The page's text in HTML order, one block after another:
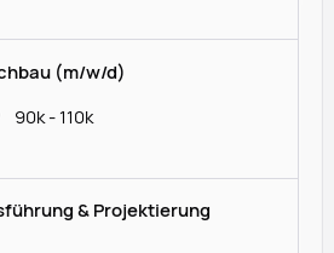
(m/w/d)
90k - 110k
& Projektierung